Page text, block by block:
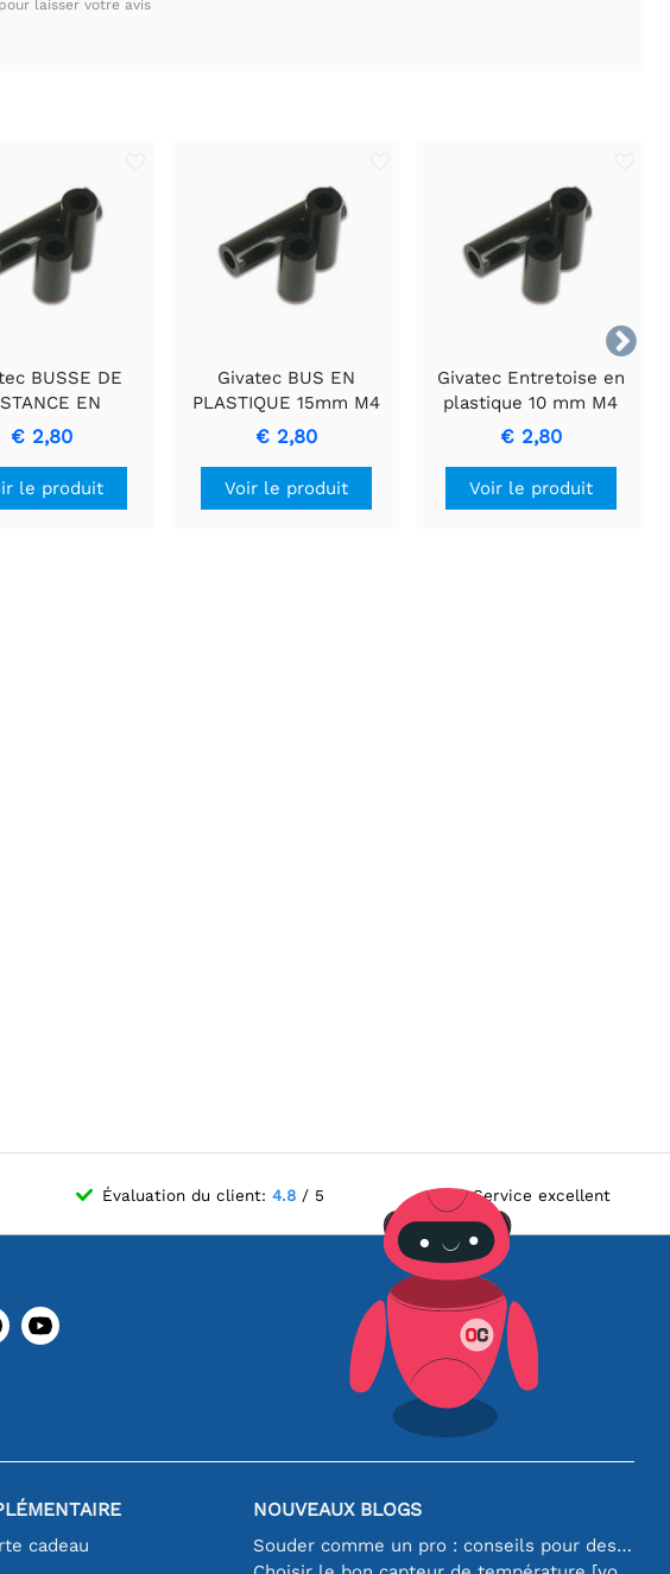
laisser votre avis

BUSSE DE
EN
10mm M3
€ 2,80
le produit
Givatec BUS EN
PLASTIQUE 15mm M4
pour espacement précis
€ 2,80
Voir le produit
Givatec Entretoise en
plastique 10 mm M4
€ 2,80
Voir le produit
Évaluation du client:4.8 / 5 Service excellent
cadeau
NOUVEAUX BLOGS
Souder comme un pro : conseils pour des connexions électroniques parfaites